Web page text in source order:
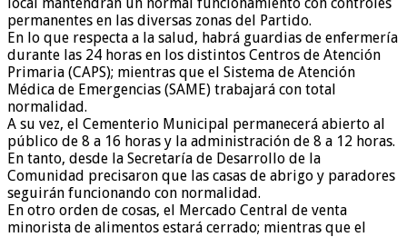
permanentes en las diversas zonas del Partido.
En lo que respecta a la salud, habrá guardias de enfermería
durante las 24 horas en los distintos Centros de Atención
Primaria (CAPS); mientras que el Sistema de Atención
Médica de Emergencias (SAME) trabajará con total
normalidad.
A su vez, el Cementerio Municipal permanecerá abierto al
público de 8 a 16 horas y la administración de 8 a 12 horas.
En tanto, desde la Secretaría de Desarrollo de la
Comunidad precisaron que las casas de abrigo y paradores
seguirán funcionando con normalidad.
En otro orden de cosas, el Mercado Central de venta
minorista de alimentos estará cerrado; mientras que el